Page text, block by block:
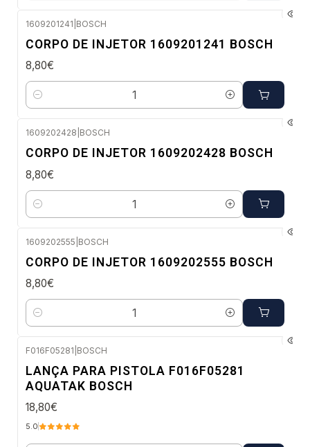
1609201241 BOSCH
CORPO DE INJETOR 1609201241 BOSCH
8,80€
Quantidade
1609202428 BOSCH
CORPO DE INJETOR 1609202428 BOSCH
8,80€
Quantidade
1609202555 BOSCH
CORPO DE INJETOR 1609202555 BOSCH
8,80€
Quantidade
F016F05281 BOSCH
LANÇA PARA PISTOLA F016F05281
AQUATAK BOSCH
18,80€
5.0